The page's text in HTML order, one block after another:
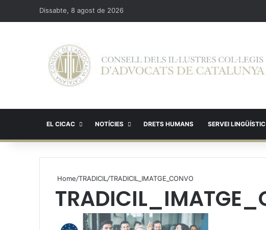
Dissabte, 8 agost de 2026
EL CICAC NOTÍCIES DRETS HUMANS SERVEI LINGÜÍSTIC
Home/TRADICIL /TRADICIL_IMATGE_CONVO